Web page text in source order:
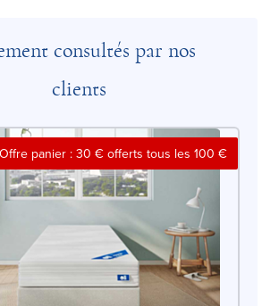
consultés par nos
clients
Offre panier : 30 € offerts tous les 100 €